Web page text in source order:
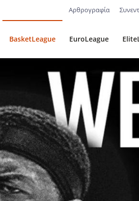
Αρθρογραφία
BasketLeague EuroLeague